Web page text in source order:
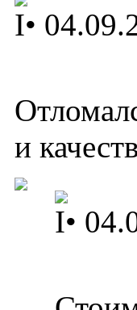
I•
и
I•